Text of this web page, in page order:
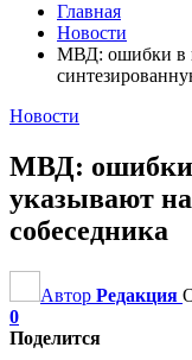
Главная
Новости
МВД: ошибки в
Новости
МВД: ошибки
указывают
собеседника
Автор Редакция
0
Поделится